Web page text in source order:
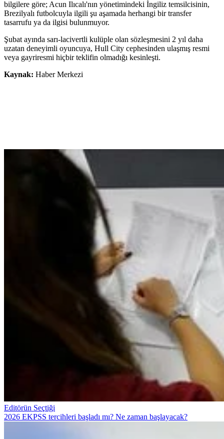
bilgilere göre; Acun Ilıcalı'nın yönetimindeki İngiliz temsilcisinin,
Brezilyalı futbolcuyla ilgili şu aşamada herhangi bir transfer
tasarrufu ya da ilgisi bulunmuyor.
Şubat ayında sarı-lacivertli kulüple olan sözleşmesini 2 yıl daha
uzatan deneyimli oyuncuya, Hull City cephesinden ulaşmış resmi
veya gayriresmi hiçbir teklifin olmadığı kesinleşti.
Kaynak: Haber Merkezi
Editörün Seçtiği
2026 EKPSS tercihleri başladı mı? Ne zaman başlayacak?